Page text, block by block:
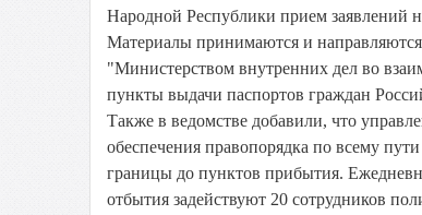
Народной Республики прием заявлений
Материалы принимаются и
"Министерством внутренних дел во
пункты выдачи паспортов граждан
Также в ведомстве добавили, что
обеспечения правопорядка по всему
границы до пунктов прибытия.
отбытия задействуют 20 сотрудников